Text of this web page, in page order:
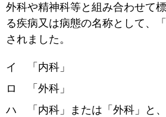
外科や精神科等と組み合わせて
る疾病又は病態の名称として、
されました。
イ 「内科」
ロ 「外科」
ハ 「内科」または「外科」と